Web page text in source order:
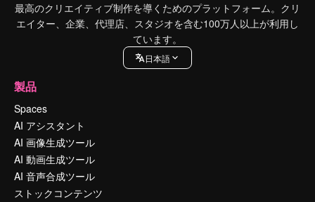
最高のクリエイティブ制作を導くためのプラットフォーム。クリ
エイター、企業、代理店、スタジオを含む100万人以上が利用し
ています。
日本語
製品
Spaces
AI アシスタント
AI 画像生成ツール
AI 動画生成ツール
AI 音声合成ツール
ストックコンテンツ